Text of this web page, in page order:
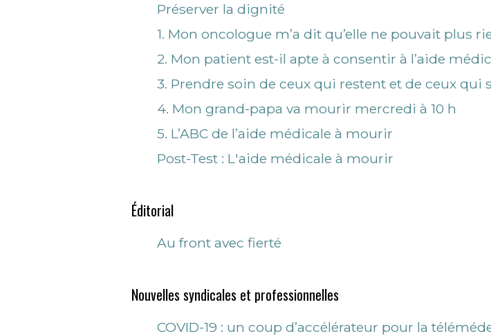
Préserver la dignité
1. Mon oncologue m’a dit qu’elle ne pouvait plus
2. Mon patient est-il apte à consentir à l’aide
3. Prendre soin de ceux qui restent et de ceux qui
4. Mon grand-papa va mourir mercredi à 10 h
5. L’ABC de l’aide médicale à mourir
Post-Test : L'aide médicale à mourir
Éditorial
Au front avec fierté
Nouvelles syndicales et professionnelles
COVID-19 : un coup d’accélérateur pour la